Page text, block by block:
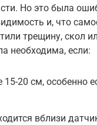
Но это была
и, что
трещину, скол
необходима, если:
20 см, особенно
вблизи